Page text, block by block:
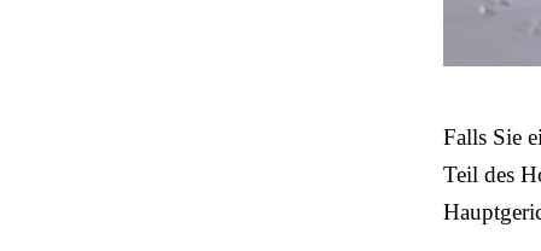
Falls Sie
Teil des